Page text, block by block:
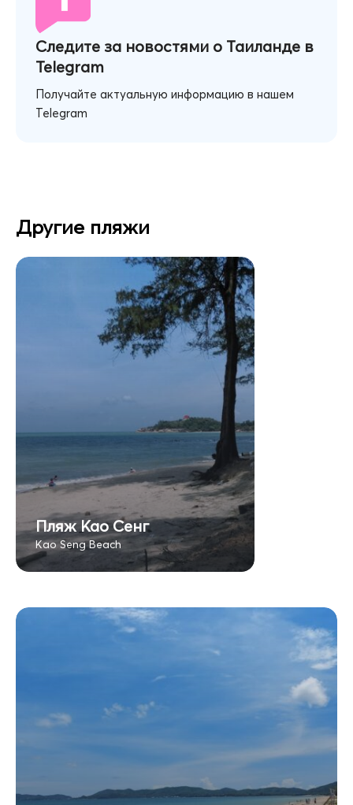
Следите за новостями о Таиланде в
Telegram
Получайте актуальную информацию в нашем
Telegram
Другие пляжи
Пляж Као Сенг
Kao Seng Beach